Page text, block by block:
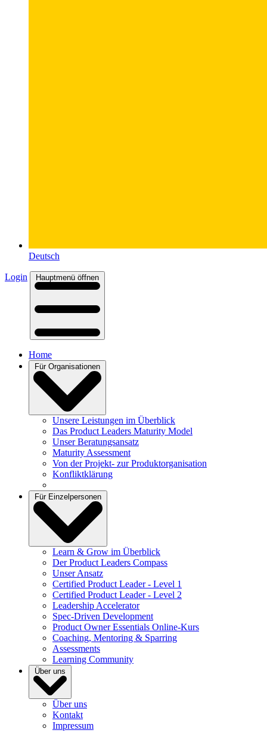
Deutsch
Login Hauptmenü öffnen
Home
Für Organisationen
Unsere Leistungen im Überblick
Das Product Leaders Maturity Model
Unser Beratungsansatz
Maturity Assessment
Von der Projekt- zur Produktorganisation
Konfliktklärung
Für Einzelpersonen
Learn & Grow im Überblick
Der Product Leaders Compass
Unser Ansatz
Certified Product Leader - Level 1
Certified Product Leader - Level 2
Leadership Accelerator
Spec-Driven Development
Product Owner Essentials Online-Kurs
Coaching, Mentoring & Sparring
Assessments
Learning Community
Über uns
Über uns
Kontakt
Impressum